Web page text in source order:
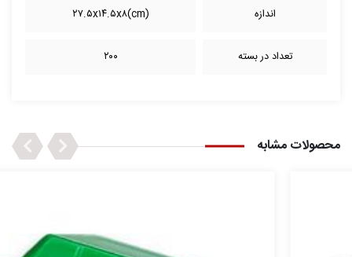
اندازه (cm)۲۷.۵x۱۴.۵x۸
تعداد در بسته ۲۰۰
محصولات مشابه Previous
Next